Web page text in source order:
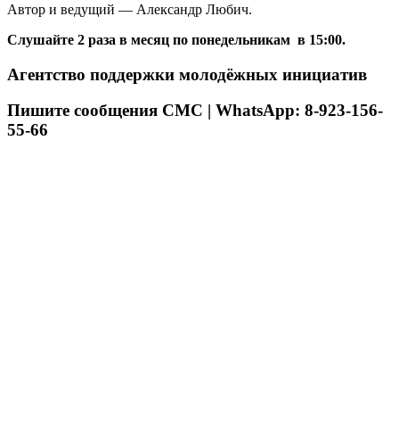
Автор и ведущий — Александр Любич.
Слушайте 2 раза в месяц по понедельникам в 15:00.
Агентство поддержки молодёжных инициатив
Пишите сообщения СМС | WhatsApp: 8-923-156-
55-66